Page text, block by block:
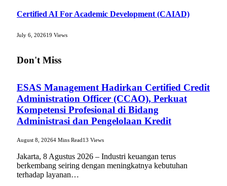
Certified AI For Academic Development (CAIAD)
July 6, 202619 Views
Don't Miss
ESAS Management Hadirkan Certified Credit
Administration Officer (CCAO), Perkuat
Kompetensi Profesional di Bidang
Administrasi dan Pengelolaan Kredit
August 8, 20264 Mins Read13 Views
Jakarta, 8 Agustus 2026 – Industri keuangan terus
berkembang seiring dengan meningkatnya kebutuhan
terhadap layanan…